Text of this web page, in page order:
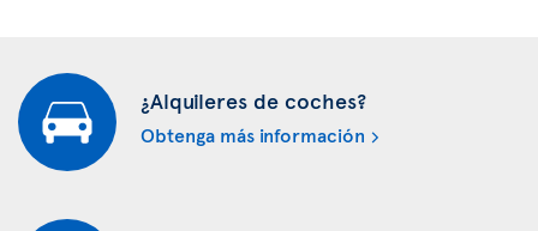
¿Alquileres de coches?
Obtenga más información